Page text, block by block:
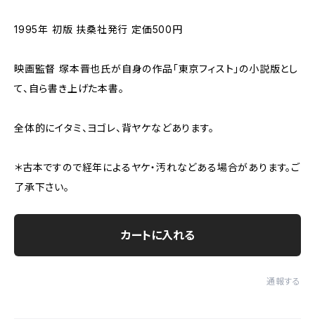
1995年 初版 扶桑社発行 定価500円
映画監督 塚本晋也氏が自身の作品「東京フィスト」の小説版とし
て、自ら書き上げた本書。
全体的にイタミ、ヨゴレ、背ヤケなどあります。
＊古本ですので経年によるヤケ・汚れなどある場合があります。ご
了承下さい。
カートに入れる
通報する